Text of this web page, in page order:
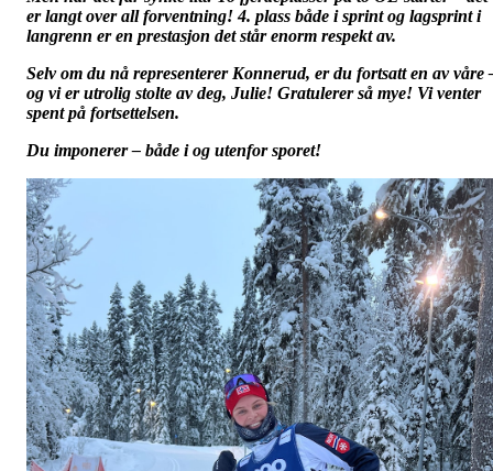
er langt over all forventning! 4. plass både i sprint og lagsprint i
langrenn er en prestasjon det står enorm respekt av.
Selv om du nå representerer Konnerud, er du fortsatt en av våre
og vi er utrolig stolte av deg, Julie! Gratulerer så mye! Vi venter
spent på fortsettelsen.
Du imponerer – både i og utenfor sporet!